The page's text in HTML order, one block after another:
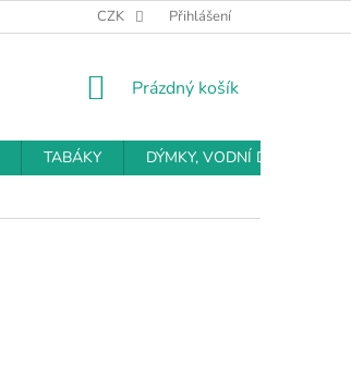
PODMÍNKY OCHRANY OSOBNÍCH ÚDAJŮ
CZK Přihlášení
NÁKUPNÍ
Prázdný košík
TABÁKY
DÝMKY, VODNÍ DÝMKY